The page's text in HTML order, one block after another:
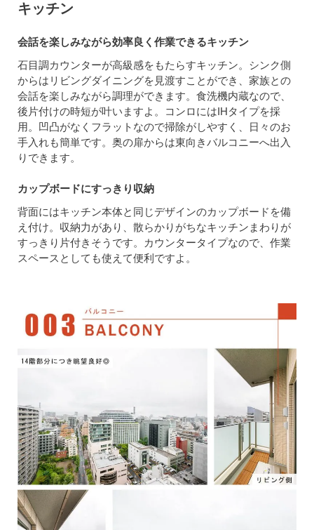
キッチン
会話を楽しみながら効率良く作業できるキッチン
石目調カウンターが高級感をもたらすキッチン。シンク側
からはリビングダイニングを見渡すことができ、家族との
会話を楽しみながら調理ができます。食洗機内蔵なので、
後片付けの時短が叶いますよ。コンロにはIHタイプを採
用。凹凸がなくフラットなので掃除がしやすく、日々のお
手入れも簡単です。奥の扉からは東向きバルコニーへ出入
りできます。
カップボードにすっきり収納
背面にはキッチン本体と同じデザインのカップボードを備
え付け。収納力があり、散らかりがちなキッチンまわりが
すっきり片付きそうです。カウンタータイプなので、作業
スペースとしても使えて便利ですよ。